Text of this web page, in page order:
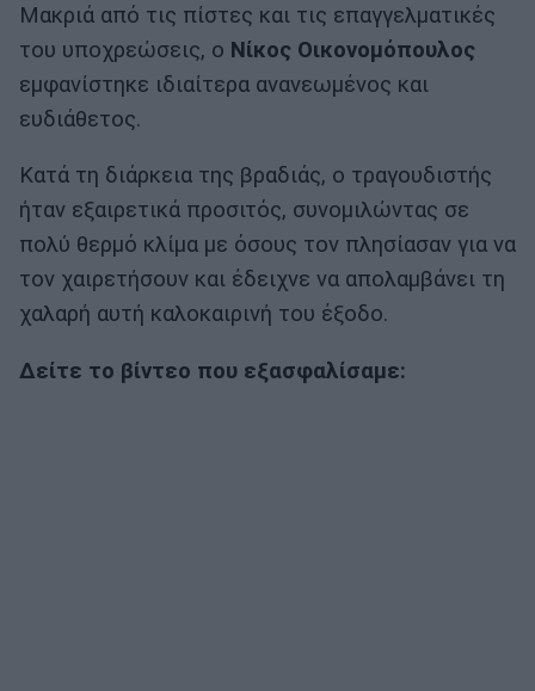
Μακριά από τις πίστες και τις επαγγελματικές
του υποχρεώσεις, ο Νίκος Οικονομόπουλος
εμφανίστηκε ιδιαίτερα ανανεωμένος και
ευδιάθετος.
Κατά τη διάρκεια της βραδιάς, ο τραγουδιστής
ήταν εξαιρετικά προσιτός, συνομιλώντας σε
πολύ θερμό κλίμα με όσους τον πλησίασαν για να
τον χαιρετήσουν και έδειχνε να απολαμβάνει τη
χαλαρή αυτή καλοκαιρινή του έξοδο.
Δείτε το βίντεο που εξασφαλίσαμε: